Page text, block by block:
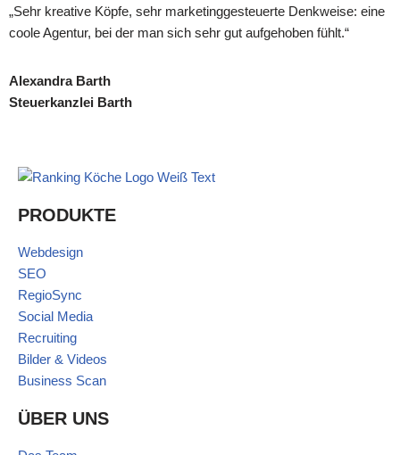
„Sehr kreative Köpfe, sehr marketinggesteuerte Denkweise: eine
coole Agentur, bei der man sich sehr gut aufgehoben fühlt.“
Alexandra Barth
Steuerkanzlei Barth
PRODUKTE
Webdesign
SEO
RegioSync
Social Media
Recruiting
Bilder & Videos
Business Scan
ÜBER UNS